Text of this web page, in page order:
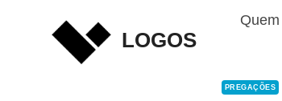
LOGOS
PREGAÇÕES